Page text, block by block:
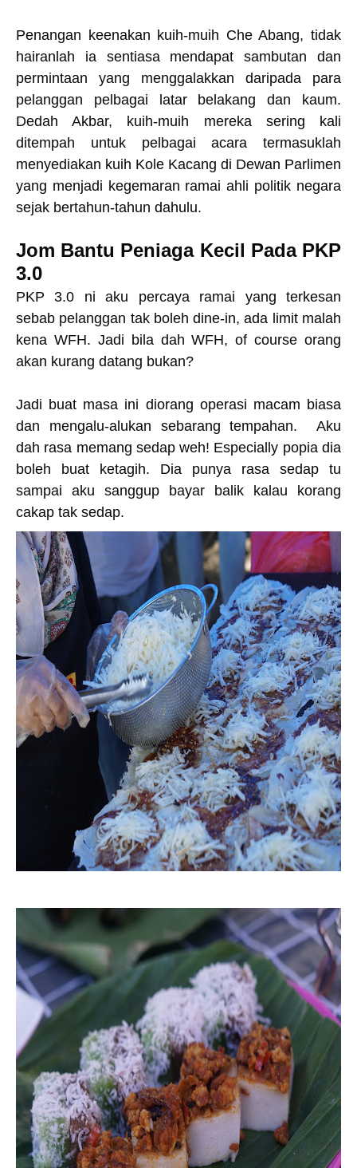
Penangan keenakan kuih-muih Che Abang, tidak
hairanlah ia sentiasa mendapat sambutan dan
permintaan yang menggalakkan daripada para
pelanggan pelbagai latar belakang dan kaum.
Dedah Akbar, kuih-muih mereka sering kali
ditempah untuk pelbagai acara termasuklah
menyediakan kuih Kole Kacang di Dewan Parlimen
yang menjadi kegemaran ramai ahli politik negara
sejak bertahun-tahun dahulu.
Jom Bantu Peniaga Kecil Pada PKP
3.0
PKP 3.0 ni aku percaya ramai yang terkesan
sebab pelanggan tak boleh dine-in, ada limit malah
kena WFH. Jadi bila dah WFH, of course orang
akan kurang datang bukan?
Jadi buat masa ini diorang operasi macam biasa
dan mengalu-alukan sebarang tempahan. Aku
dah rasa memang sedap weh! Especially popia dia
boleh buat ketagih. Dia punya rasa sedap tu
sampai aku sanggup bayar balik kalau korang
cakap tak sedap.